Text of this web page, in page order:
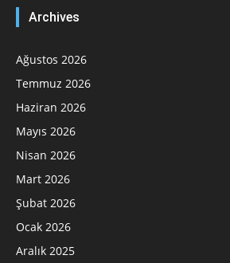
Archives
Ağustos 2026
Temmuz 2026
Haziran 2026
Mayıs 2026
Nisan 2026
Mart 2026
Şubat 2026
Ocak 2026
Aralık 2025